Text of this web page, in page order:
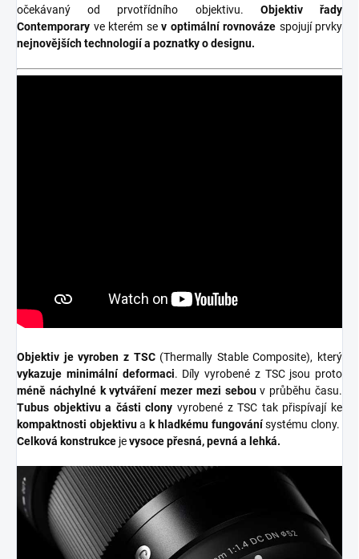
očekávaný od prvotřídního objektivu. Objektiv řady
Contemporary ve kterém se v optimální rovnováze spojují prvky
nejnovějších technologií a poznatky o designu.
Objektiv je vyroben z TSC(Thermally Stable Composite), který
vykazuje minimální deformaci. Díly vyrobené z TSC jsou proto
méně náchylné k vytváření mezer mezi sebouv průběhu času.
Tubus objektivu a části clony vyrobené z TSC tak přispívají ke
kompaktnosti objektivua k hladkému fungovánísystému clony.
Celková konstrukce jevysoce přesná, pevná a lehká.